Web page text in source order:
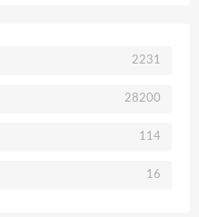
2231
28200
114
16